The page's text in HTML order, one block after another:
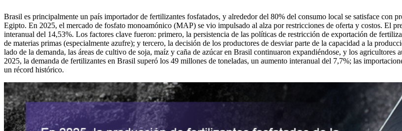
Brasil es principalmente un país importador de fertilizantes fosfatados, y alrededor del 80% del consumo local se satisface con
Egipto. En 2025, el mercado de fosfato monoamónico (MAP) se vio impulsado al alza por restricciones de oferta y costos. El
interanual del 14,53%. Los factores clave fueron: primero, la persistencia de las políticas de restricción de exportación de
de materias primas (especialmente azufre); y tercero, la decisión de los productores de desviar parte de la capacidad a la
lado de la demanda, las áreas de cultivo de soja, maíz y caña de azúcar en Brasil continuaron expandiéndose, y los
2025, la demanda de fertilizantes en Brasil superó los 49 millones de toneladas, un aumento interanual del 7,7%; las
un récord histórico.